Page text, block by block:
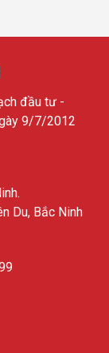
đầu tư -
9/7/2012
Du, Bắc Ninh